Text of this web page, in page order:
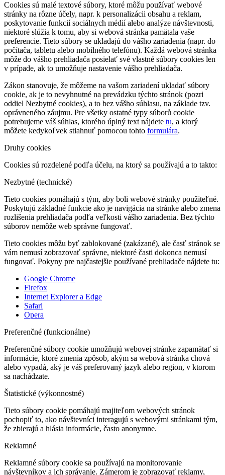
Cookies sú malé textové súbory, ktoré môžu používať webové
stránky na rôzne účely, napr. k personalizácii obsahu a reklam,
poskytovanie funkcií sociálnych médií alebo analýze návštevnosti,
niektoré slúžia k tomu, aby si webová stránka pamätala vaše
preferencie. Tieto súbory se ukladajú do vášho zariadenia (napr. do
počítača, tabletu alebo mobilného telefónu). Každá webová stránka
môže do vášho prehliadača posielať své vlastné súbory cookies len
v prípade, ak to umožňuje nastavenie vášho prehliadača.
Zákon stanovuje, že môžeme na vašom zariadení ukladať súbory
cookie, ak je to nevyhnutné na prevádzku týchto stránok (pozri
oddiel Nezbytné cookies), a to bez vášho súhlasu, na základe tzv.
oprávneného záujmu. Pre všetky ostatné typy súborů cookie
potrebujeme váš súhlas, ktorého úplný text nájdete tu, a ktorý
môžete kedykoľvek stiahnuť pomocou tohto formulára.
Druhy cookies
Cookies sú rozdelené podľa účelu, na ktorý sa používajú a to takto:
Nezbytné (technické)
Tieto cookies pomáhajú s tým, aby boli webové stránky použiteľné.
Poskytujú základné funkcie ako je navigácia na stránke alebo zmena
rozlišenia prehliadača podľa veľkosti vášho zariadenia. Bez týchto
súborov nemôže web správne fungovať.
Tieto cookies môžu byť zablokované (zakázané), ale časť stránok se
vám nemusí zobrazovať správne, niektoré časti dokonca nemusí
fungovať. Pokyny pre najčastejšie používané prehliadače nájdete tu:
Google Chrome
Firefox
Internet Explorer a Edge
Safari
Opera
Preferenčné (funkcionálne)
Preferenčné súbory cookie umožňujú webovej stránke zapamätať si
informácie, ktoré zmenia zpôsob, akým sa webová stránka chová
alebo vypadá, aký je váš preferovaný jazyk alebo region, v ktorom
sa nachádzate.
Štatistické (výkonnostné)
Tieto súbory cookie pomáhajú majiteľom webových stránok
pochopiť to, ako návštevníci interagujú s webovými stránkami tým,
že zbierajú a hlásia informácie, často anonymne.
Reklamné
Reklamné súbory cookie sa používajú na monitorovanie
návštevníkov a ich správanie. Zámerom je zobrazovať reklamy,